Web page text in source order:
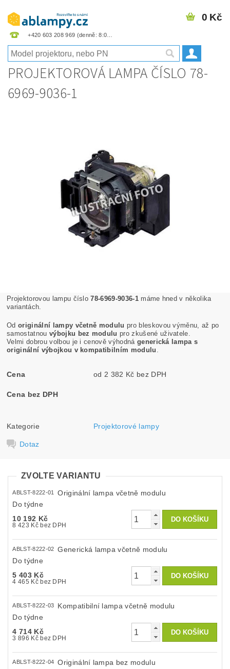
+420 603 208 969
0 Kč
PROJEKTOROVÁ LAMPA ČÍSLO 78-
6969-9036-1
Projektorovou lampu číslo78-6969-9036-1máme hned v několika
variantách.
Odoriginální lampy včetně modulu pro bleskovou výměnu, až po
samostatnou výbojku bez modulu pro zkušené uživatele.
Velmi dobrou volbou je i cenově výhodná generická lampa s
originální výbojkou v kompatibilním modulu
Cena od 2 382 Kč bez DPH
Cena bez DPH
Kategorie Projektorové lampy
Dotaz
ZVOLTE VARIANTU
ABLST-8222-01
Originální lampa včetně modulu
Do týdne
10 192 Kč
8 423 Kč bez DPH
ABLST-8222-02
Generická lampa včetně modulu
Do týdne
5 403 Kč
4 465 Kč bez DPH
ABLST-8222-03
Kompatibilní lampa včetně modulu
Do týdne
4 714 Kč
3 896 Kč bez DPH
ABLST-8222-04
Originální lampa bez modulu